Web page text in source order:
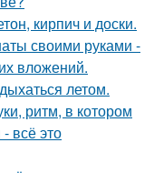
кирпич и доски.
своими руками -
вложений.
летом.
ритм, в котором
всё это